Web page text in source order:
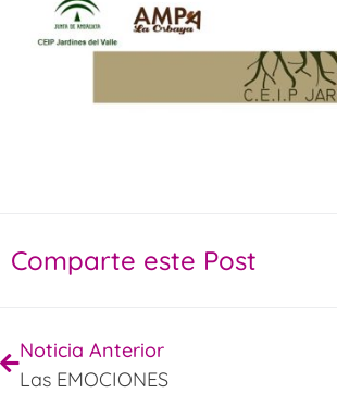
Comparte este Post
Noticia Anterior
Las EMOCIONES